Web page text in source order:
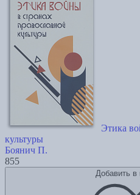
Этика
культуры
Боянич П.
855
Добавить в